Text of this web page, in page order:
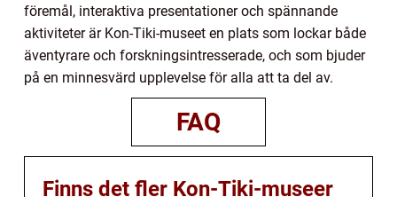
föremål, interaktiva presentationer och spännande
aktiviteter är Kon-Tiki-museet en plats som lockar både
äventyrare och forskningsintresserade, och som bjuder
på en minnesvärd upplevelse för alla att ta del av.
FAQ
Finns det fler Kon-Tiki-museer